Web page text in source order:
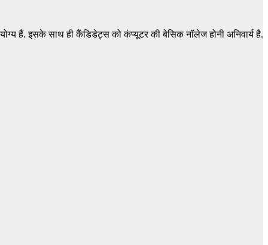
हैं. इसके साथ ही कैंडिडेट्स को कंप्यूटर की बेसिक नॉलेज होनी अनिवार्य है.